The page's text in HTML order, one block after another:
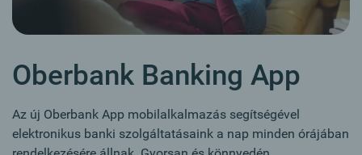
Oberbank Banking App
Az új Oberbank App mobilalkalmazás segítségével
elektronikus banki szolgáltatásaink a nap minden órájában